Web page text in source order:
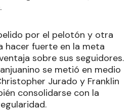
por el pelotón y otra
hacer fuerte en la meta
sobre sus seguidores.
se metió en medio
Jurado y Franklin
consolidarse con la